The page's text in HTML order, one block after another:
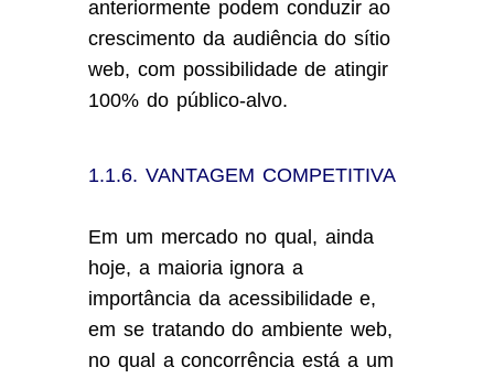
anteriormente podem conduzir ao
crescimento da audiência do sítio
web, com possibilidade de atingir
100% do público-alvo.
1.1.6. VANTAGEM COMPETITIVA
Em um mercado no qual, ainda
hoje, a maioria ignora a
importância da acessibilidade e,
em se tratando do ambiente web,
no qual a concorrência está a um